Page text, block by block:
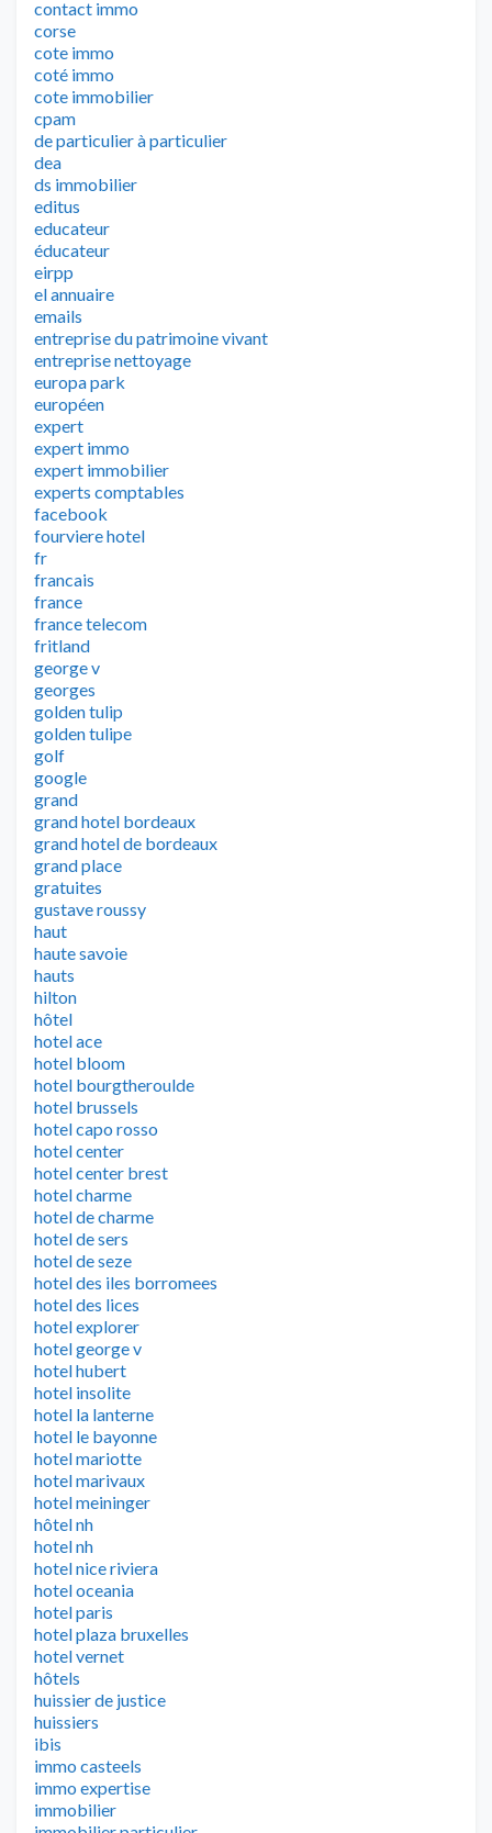
contact immo
corse
cote immo
coté immo
cote immobilier
cpam
de particulier à particulier
dea
ds immobilier
editus
educateur
éducateur
eirpp
el annuaire
emails
entreprise du patrimoine vivant
entreprise nettoyage
europa park
européen
expert
expert immo
expert immobilier
experts comptables
facebook
fourviere hotel
fr
francais
france
france telecom
fritland
george v
georges
golden tulip
golden tulipe
golf
google
grand
grand hotel bordeaux
grand hotel de bordeaux
grand place
gratuites
gustave roussy
haut
haute savoie
hauts
hilton
hôtel
hotel ace
hotel bloom
hotel bourgtheroulde
hotel brussels
hotel capo rosso
hotel center
hotel center brest
hotel charme
hotel de charme
hotel de sers
hotel de seze
hotel des iles borromees
hotel des lices
hotel explorer
hotel george v
hotel hubert
hotel insolite
hotel la lanterne
hotel le bayonne
hotel mariotte
hotel marivaux
hotel meininger
hôtel nh
hotel nh
hotel nice riviera
hotel oceania
hotel paris
hotel plaza bruxelles
hotel vernet
hôtels
huissier de justice
huissiers
ibis
immo casteels
immo expertise
immobilier